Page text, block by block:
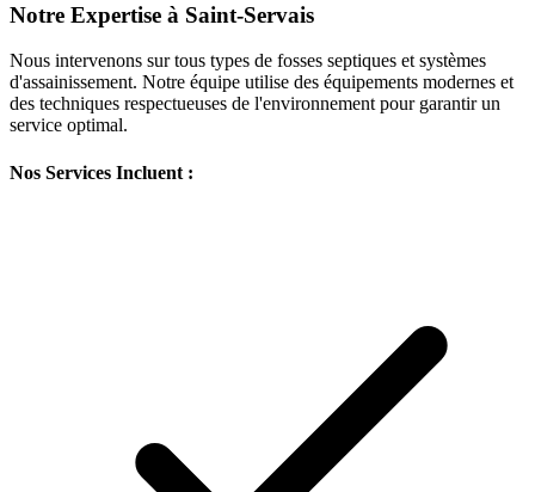
Notre Expertise à Saint-Servais
Nous intervenons sur tous types de fosses septiques et systèmes
d'assainissement. Notre équipe utilise des équipements modernes et
des techniques respectueuses de l'environnement pour garantir un
service optimal.
Nos Services Incluent :